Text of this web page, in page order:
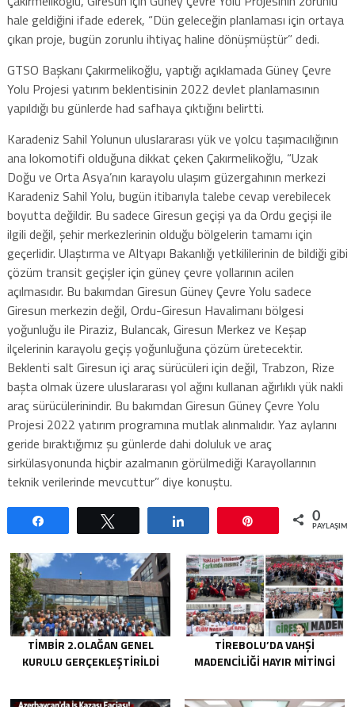
hale geldiğini ifade ederek, “Dün geleceğin planlaması için ortaya
çıkan proje, bugün zorunlu ihtiyaç haline dönüşmüştür” dedi.
GTSO Başkanı Çakırmelikoğlu, yaptığı açıklamada Güney Çevre
Yolu Projesi yatırım beklentisinin 2022 devlet planlamasının
yapıldığı bu günlerde had safhaya çıktığını belirtti.
Karadeniz Sahil Yolunun uluslararası yük ve yolcu taşımacılığının
ana lokomotifi olduğuna dikkat çeken Çakırmelikoğlu, “Uzak
Doğu ve Orta Asya’nın karayolu ulaşım güzergahının merkezi
Karadeniz Sahil Yolu, bugün itibarıyla talebe cevap verebilecek
boyutta değildir. Bu sadece Giresun geçişi ya da Ordu geçişi ile
ilgili değil, şehir merkezlerinin olduğu bölgelerin tamamı için
geçerlidir. Ulaştırma ve Altyapı Bakanlığı yetkililerinin de bildiği gibi
çözüm transit geçişler için güney çevre yollarının acilen
açılmasıdır. Bu bakımdan Giresun Güney Çevre Yolu sadece
Giresun merkezin değil, Ordu-Giresun Havalimanı bölgesi
yoğunluğu ile Piraziz, Bulancak, Giresun Merkez ve Keşap
ilçelerinin karayolu geçiş yoğunluğuna çözüm üretecektir.
Beklenti salt Giresun içi araç sürücüleri için değil, Trabzon, Rize
başta olmak üzere uluslararası yol ağını kullanan ağırlıklı yük nakli
araç sürücülerinindir. Bu bakımdan Giresun Güney Çevre Yolu
Projesi 2022 yatırım programına mutlak alınmalıdır. Yaz aylarını
geride bıraktığımız şu günlerde dahi doluluk ve araç
sirkülasyonunda hiçbir azalmanın görülmediği Karayollarının
teknik verilerinde mevcuttur” diye konuştu.
0
TİMBİR 2.OLAĞAN GENEL
KURULU GERÇEKLEŞTIRILDI
TIREBOLU’DA VAHŞI
MADENCILIĞI HAYIR MITINGI